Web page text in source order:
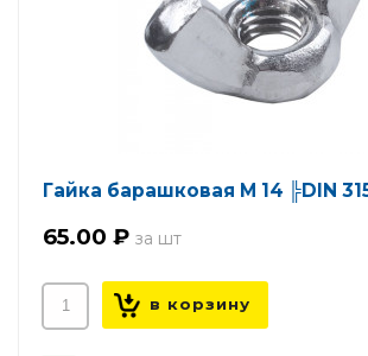
Гайка барашковая М 14 ╠DIN
65.00 ₽